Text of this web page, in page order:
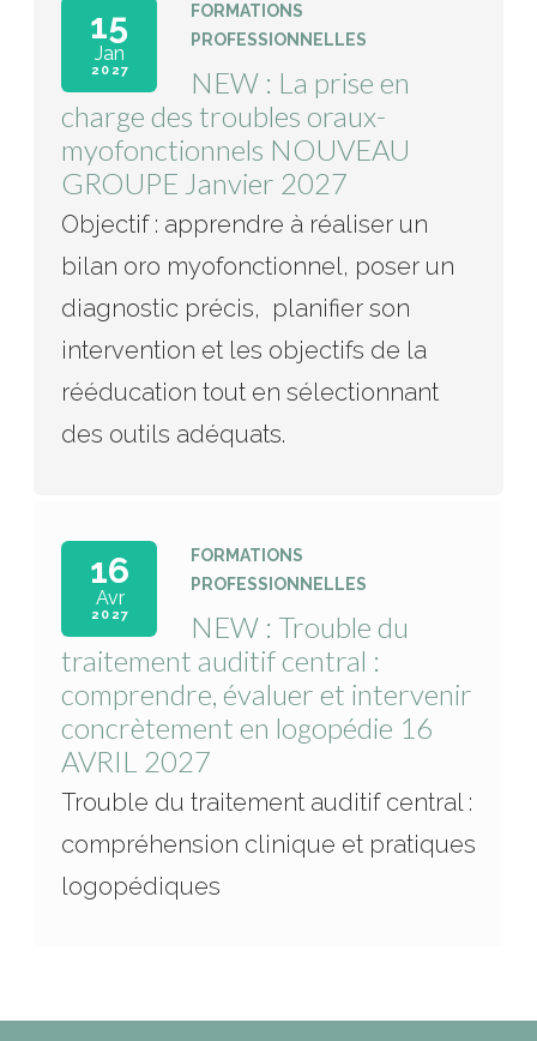
15
Jan
2027
FORMATIONS
PROFESSIONNELLES
NEW : La prise en
charge des troubles oraux-
myofonctionnels NOUVEAU
GROUPE Janvier 2027
Objectif : apprendre à réaliser un
bilan oro myofonctionnel, poser un
diagnostic précis, planifier son
intervention et les objectifs de la
rééducation tout en sélectionnant
des outils adéquats.
16
Avr
2027
FORMATIONS
PROFESSIONNELLES
NEW : Trouble du
traitement auditif central :
comprendre, évaluer et intervenir
concrètement en logopédie 16
AVRIL 2027
Trouble du traitement auditif central :
compréhension clinique et pratiques
logopédiques